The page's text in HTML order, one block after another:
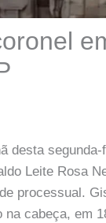
desta
Leite Rosa
processual.
na cabeça, em